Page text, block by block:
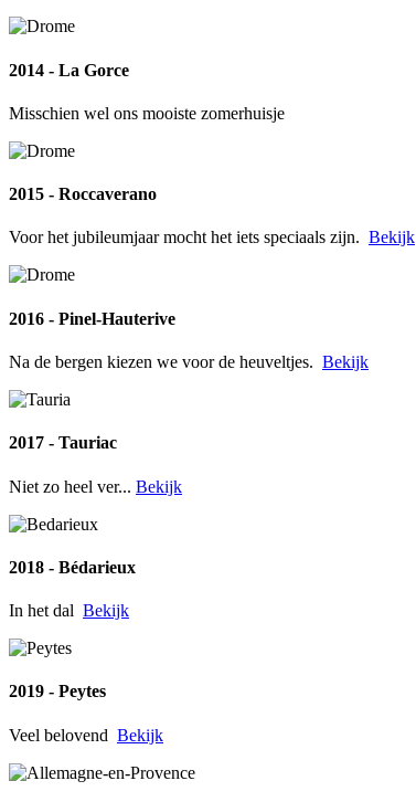
2014 - La Gorce
Misschien wel ons mooiste zomerhuisje
2015 - Roccaverano
Voor het jubileumjaar mocht het iets speciaals zijn. Bekijk
2016 - Pinel-Hauterive
Na de bergen kiezen we voor de heuveltjes. Bekijk
2017 - Tauriac
Niet zo heel ver... Bekijk
2018 - Bédarieux
In het dal Bekijk
2019 - Peytes
Veel belovend Bekijk